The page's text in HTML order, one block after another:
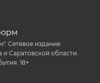
Сетевое издание
Саратовской области.
18+